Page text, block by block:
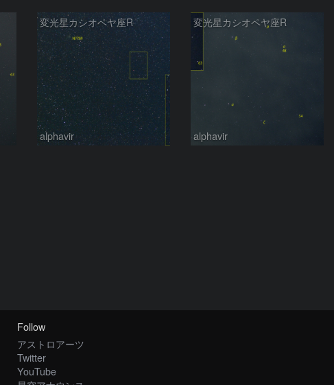
変光星カシオペヤ座R
alphavir
変光星カシオペヤ座R
alphavir
Follow
アストロアーツ
Twitter
YouTube